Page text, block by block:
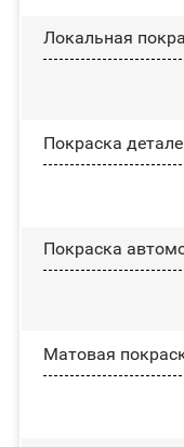
Локальная
Покраска
Покраска
Матовая